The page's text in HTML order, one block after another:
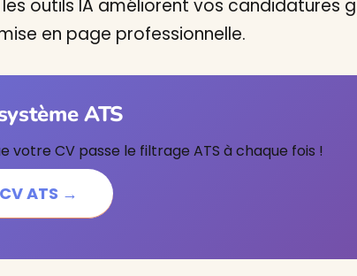
outils IA améliorent vos candidatures
en page professionnelle.
ATS
votre CV passe le filtrage ATS à chaque fois !
ATS →